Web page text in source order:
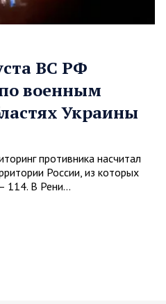
ВС РФ
военным
Украины
противника насчитал
России, из которых
114. В Рени…